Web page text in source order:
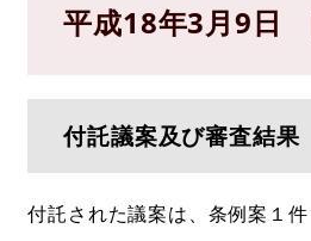
平成18年3月9日
付託議案及び審査結果
付託された議案は、条例案１件